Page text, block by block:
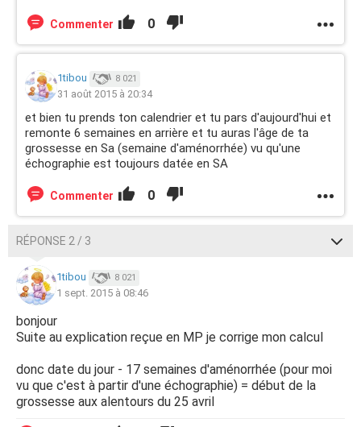
Commenter 0
1tibou 8 021
31 août 2015 à 20:34
et bien tu prends ton calendrier et tu pars d'aujourd'hui et
remonte 6 semaines en arrière et tu auras l'âge de ta
grossesse en Sa (semaine d'aménorrhée) vu qu'une
échographie est toujours datée en SA
Commenter 0
RÉPONSE 2 / 3
1tibou 8 021
1 sept. 2015 à 08:46
bonjour
Suite au explication reçue en MP je corrige mon calcul
donc date du jour - 17 semaines d'aménorrhée (pour moi
vu que c'est à partir d'une échographie) = début de la
grossesse aux alentours du 25 avril